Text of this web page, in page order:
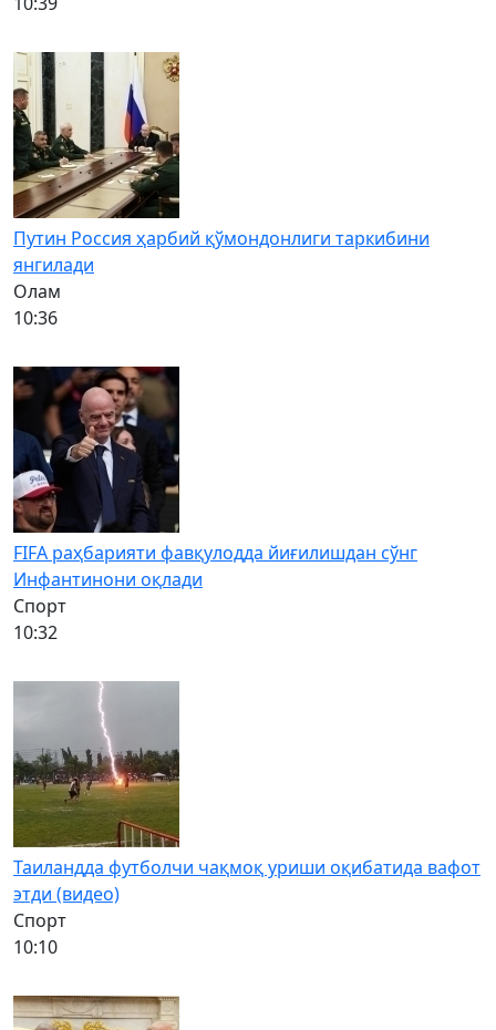
Путин Россия ҳарбий қўмондонлиги таркибини
янгилади
Олам
10:36
FIFA раҳбарияти фавқулодда йиғилишдан сўнг
Инфантинони оқлади
Спорт
10:32
Таиландда футболчи чақмоқ уриши оқибатида вафот
этди (видео)
Спорт
10:10